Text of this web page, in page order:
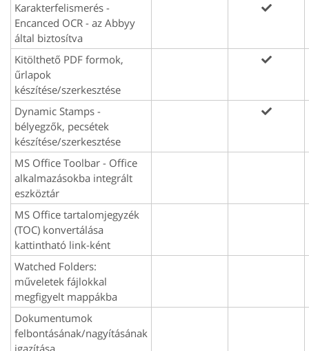
Karakterfelismerés -
Encanced OCR - az Abbyy
által biztosítva
Kitölthető PDF formok,
űrlapok
készítése/szerkesztése
Dynamic Stamps -
bélyegzők, pecsétek
készítése/szerkesztése
MS Office Toolbar - Office
alkalmazásokba integrált
eszköztár
MS Office tartalomjegyzék
(TOC) konvertálása
kattintható link-ként
Watched Folders:
műveletek fájlokkal
megfigyelt mappákba
Dokumentumok
felbontásának/nagyításának